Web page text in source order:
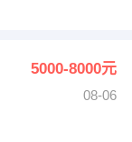
5000-8000元
08-06